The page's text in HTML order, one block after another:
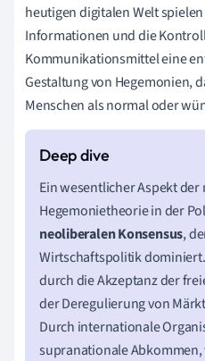
heutigen digitalen Welt
Informationen und die
Kommunikationsmittel eine
Gestaltung von Hegemonien,
Menschen als normal oder
Ein wesentlicher Aspekt
Hegemonietheorie in der
neoliberalen Konsensus,
Wirtschaftspolitik
durch die Akzeptanz der
der Deregulierung von
Durch internationale
supranationale Abkommen,